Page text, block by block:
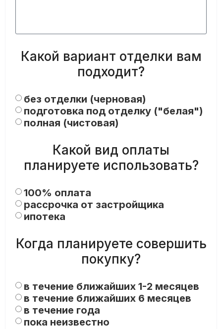
Какой вариант отделки вам
подходит?
без отделки (черновая)
подготовка под отделку ("белая")
полная (чистовая)
Какой вид оплаты
планируете использовать?
100% оплата
рассрочка от застройщика
ипотека
Когда планируете совершить
покупку?
в течение ближайших 1-2 месяцев
в течение ближайших 6 месяцев
в течение года
пока неизвестно